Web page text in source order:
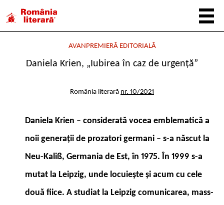
AVANPREMIERĂ EDITORIALĂ
Daniela Krien, „Iubirea în caz de urgență”
România literară nr. 10/2021
Daniela Krien – considerată vocea emblematică a
noii generații de prozatori germani – s-a născut la
Neu-Kaliß, Germania de Est, în 1975. În 1999 s-a
mutat la Leipzig, unde locuieşte şi acum cu cele
două fiice. A studiat la Leipzig comunicarea, mass-